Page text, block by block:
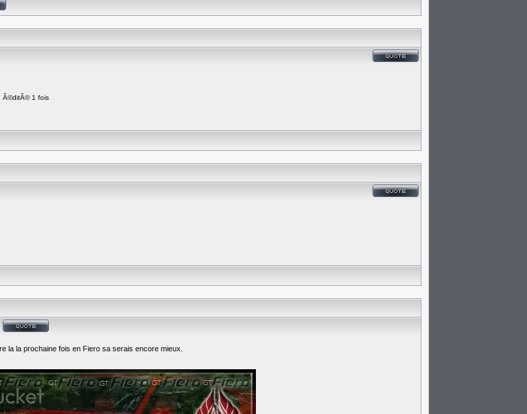
Ã©ditÃ© 1 fois
la la prochaine fois en Fiero sa serais encore mieux.